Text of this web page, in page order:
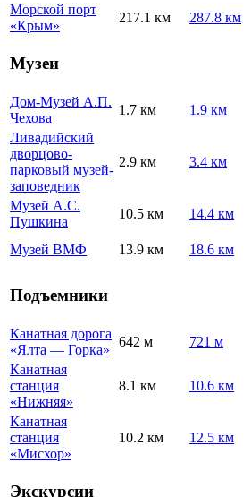
Морской порт
«Крым»
217.1 км 287.8 км
Музеи
Дом-Музей А.П.
Чехова
1.7 км 1.9 км
Ливадийский
дворцово-
парковый музей-
заповедник
2.9 км 3.4 км
Музей А.С.
Пушкина
10.5 км 14.4 км
Музей ВМФ
13.9 км 18.6 км
Подъемники
Канатная дорога
«Ялта — Горка»
642 м 721 м
Канатная
станция
«Нижняя»
8.1 км 10.6 км
Канатная
станция
«Мисхор»
10.2 км 12.5 км
Экскурсии